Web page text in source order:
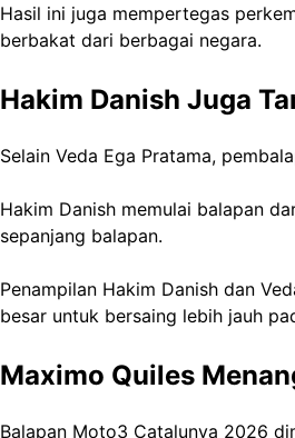
Hasil ini juga mempertegas
berbakat dari berbagai negara.
Hakim Danish Juga
Selain Veda Ega Pratama,
Hakim Danish memulai balapan
sepanjang balapan.
Penampilan Hakim Danish dan
besar untuk bersaing lebih jauh
Maximo Quiles
Balapan Moto3 Catalunya 2026